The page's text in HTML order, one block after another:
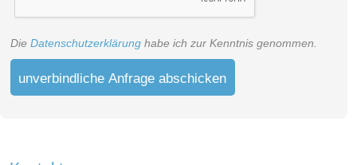
Die Datenschutzerklärung habe ich zur Kenntnis genommen.
unverbindliche Anfrage abschicken